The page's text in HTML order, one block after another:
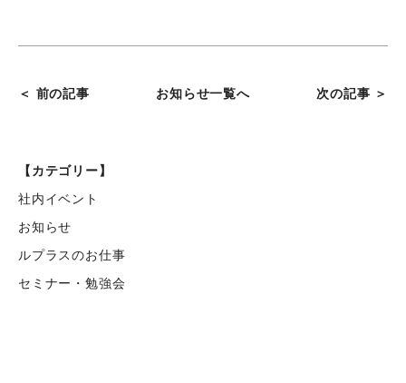
＜ 前の記事 お知らせ一覧へ 次の記事 ＞
【カテゴリー】
社内イベント
お知らせ
ルプラスのお仕事
セミナー・勉強会